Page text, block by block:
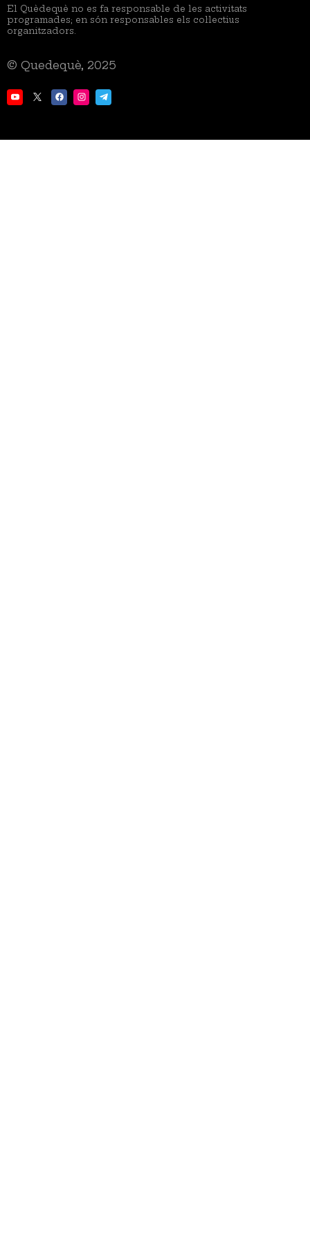
El Quèdequè no es fa responsable de les activitats
programades; en són responsables els col·lectius
organitzadors.
© Quedequè, 2025